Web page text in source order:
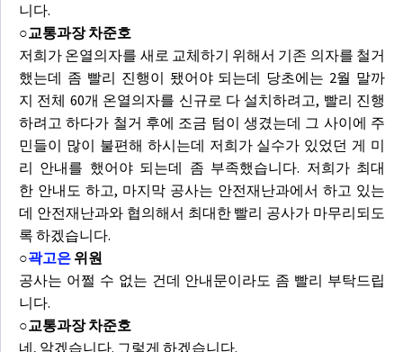
니다.
○교통과장 차준호
저희가 온열의자를 새로 교체하기 위해서 기존 의자를 철거
했는데 좀 빨리 진행이 됐어야 되는데 당초에는 2월 말까
지 전체 60개 온열의자를 신규로 다 설치하려고, 빨리 진행
하려고 하다가 철거 후에 조금 텀이 생겼는데 그 사이에 주
민들이 많이 불편해 하시는데 저희가 실수가 있었던 게 미
리 안내를 했어야 되는데 좀 부족했습니다. 저희가 최대
한 안내도 하고, 마지막 공사는 안전재난과에서 하고 있는
데 안전재난과와 협의해서 최대한 빨리 공사가 마무리되도
록 하겠습니다.
○곽고은 위원
공사는 어쩔 수 없는 건데 안내문이라도 좀 빨리 부탁드립
니다.
○교통과장 차준호
네, 알겠습니다. 그렇게 하겠습니다.